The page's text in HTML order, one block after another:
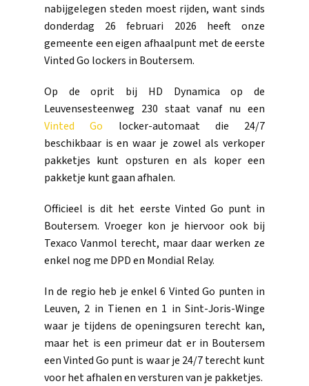
nabijgelegen steden moest rijden, want sinds
donderdag 26 februari 2026 heeft onze
gemeente een eigen afhaalpunt met de eerste
Vinted Go lockers in Boutersem.
Op de oprit bij HD Dynamica op de
Leuvensesteenweg 230 staat vanaf nu een
Vinted Go locker-automaat die 24/7
beschikbaar is en waar je zowel als verkoper
pakketjes kunt opsturen en als koper een
pakketje kunt gaan afhalen.
Officieel is dit het eerste Vinted Go punt in
Boutersem. Vroeger kon je hiervoor ook bij
Texaco Vanmol terecht, maar daar werken ze
enkel nog me DPD en Mondial Relay.
In de regio heb je enkel 6 Vinted Go punten in
Leuven, 2 in Tienen en 1 in Sint-Joris-Winge
waar je tijdens de openingsuren terecht kan,
maar het is een primeur dat er in Boutersem
een Vinted Go punt is waar je 24/7 terecht kunt
voor het afhalen en versturen van je pakketjes.